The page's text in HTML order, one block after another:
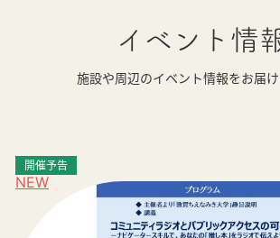
イベント情
施設や周辺のイベント情報をお届け
NEW
開催予告